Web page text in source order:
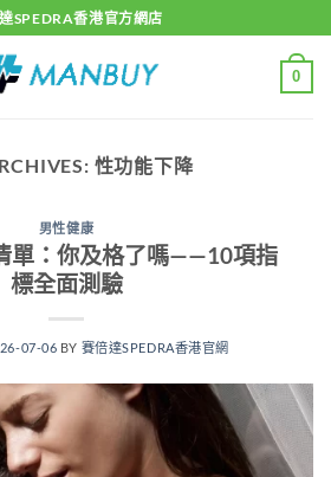
SPEDRA香港官方網店
0
性功能下降
男性健康
單：你及格了嗎——10項指
標全面測驗
07-06 BY 賽倍達SPEDRA香港官網